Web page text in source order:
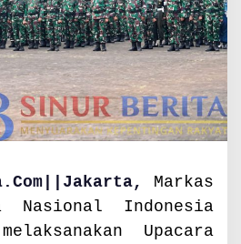
Markas
Nasional Indonesia
Upacara